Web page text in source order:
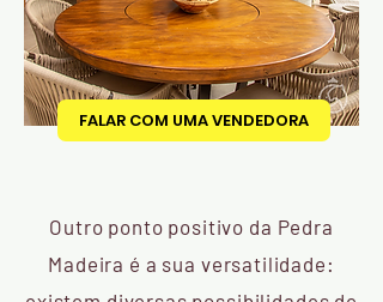
FALAR COM UMA VENDEDORA
Outro ponto positivo da Pedra
Madeira é a sua versatilidade: